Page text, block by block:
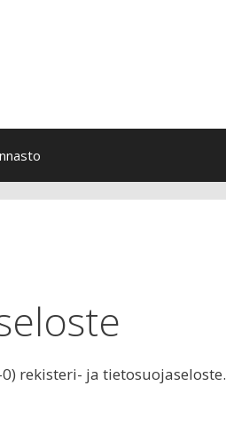
rekisteri- ja tietosuojaseloste.